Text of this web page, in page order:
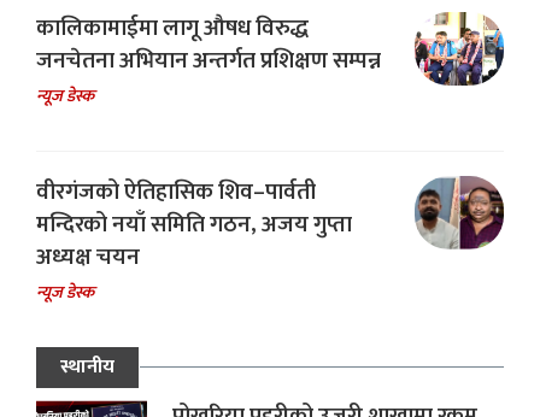
कालिकामाईमा लागू औषध विरुद्ध
जनचेतना अभियान अन्तर्गत प्रशिक्षण सम्पन्न
न्यूज डेस्क
वीरगंजको ऐतिहासिक शिव–पार्वती
मन्दिरको नयाँ समिति गठन, अजय गुप्ता
अध्यक्ष चयन
न्यूज डेस्क
स्थानीय